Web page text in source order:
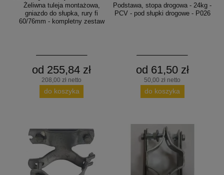
Żeliwna tuleja montażowa,
gniazdo do słupka, rury fi
60/76mm - kompletny zestaw
od 255,84 zł
208,00 zł netto
do koszyka
Podstawa, stopa drogowa - 24kg -
PCV - pod słupki drogowe - P026
od 61,50 zł
50,00 zł netto
do koszyka